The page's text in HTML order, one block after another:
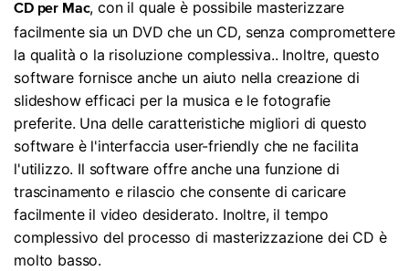
CD per Mac, con il quale è possibile masterizzare
facilmente sia un DVD che un CD, senza compromettere
la qualità o la risoluzione complessiva.. Inoltre, questo
software fornisce anche un aiuto nella creazione di
slideshow efficaci per la musica e le fotografie
preferite. Una delle caratteristiche migliori di questo
software è l'interfaccia user-friendly che ne facilita
l'utilizzo. Il software offre anche una funzione di
trascinamento e rilascio che consente di caricare
facilmente il video desiderato. Inoltre, il tempo
complessivo del processo di masterizzazione dei CD è
molto basso.